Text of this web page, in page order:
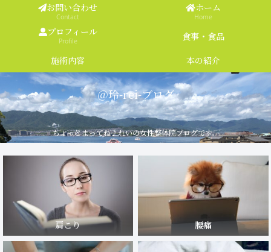
＠玲-rei-ブログ
ちょっとまってね♪れいの女性整体院ブログです。
お問い合わせ
Contact
ホーム
Home
プロフィール
Profile
食事・食品
施術内容
本の紹介
肩こり 腰痛